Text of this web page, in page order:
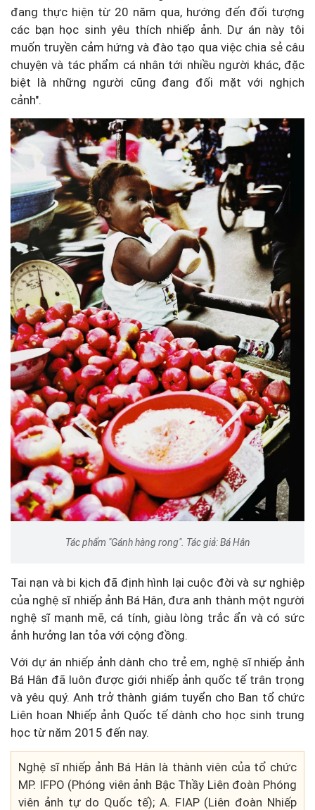
đang thực hiện từ 20 năm qua, hướng đến đối tượng
các bạn học sinh yêu thích nhiếp ảnh. Dự án này tôi
muốn truyền cảm hứng và đào tạo qua việc chia sẻ câu
chuyện và tác phẩm cá nhân tới nhiều người khác, đặc
biệt là những người cũng đang đối mặt với nghịch
cảnh".
Tác phẩm "Gánh hàng rong". Tác giả: Bá Hân
Tai nạn và bi kịch đã định hình lại cuộc đời và sự nghiệp
của nghệ sĩ nhiếp ảnh Bá Hân, đưa anh thành một người
nghệ sĩ mạnh mẽ, cá tính, giàu lòng trắc ẩn và có sức
ảnh hưởng lan tỏa với cộng đồng.
Với dự án nhiếp ảnh dành cho trẻ em, nghệ sĩ nhiếp ảnh
Bá Hân đã luôn được giới nhiếp ảnh quốc tế trân trọng
và yêu quý. Anh trở thành giám tuyển cho Ban tổ chức
Liên hoan Nhiếp ảnh Quốc tế dành cho học sinh trung
học từ năm 2015 đến nay.
Nghệ sĩ nhiếp ảnh Bá Hân là thành viên của tổ chức
MP. IFPO (Phóng viên ảnh Bậc Thầy Liên đoàn Phóng
viên ảnh tự do Quốc tế); A. FIAP (Liên đoàn Nhiếp